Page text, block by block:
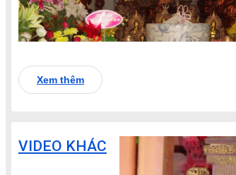
Xem thêm
VIDEO KHÁC